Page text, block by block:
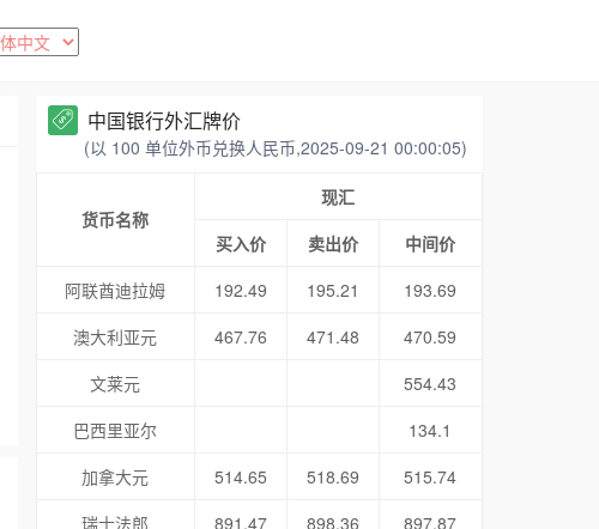
中国银行外汇牌价
(以 100 单位外币兑换人民币,2025-09-21 00:00:05)
货币名称
现汇
买入价
卖出价
中间价
阿联酋迪拉姆
192.49 195.21
193.69
澳大利亚元
467.76 471.48
470.59
文莱元
554.43
巴西里亚尔
134.1
加拿大元
514.65 518.69
515.74
瑞士法郎
891.47 898.36
897.87